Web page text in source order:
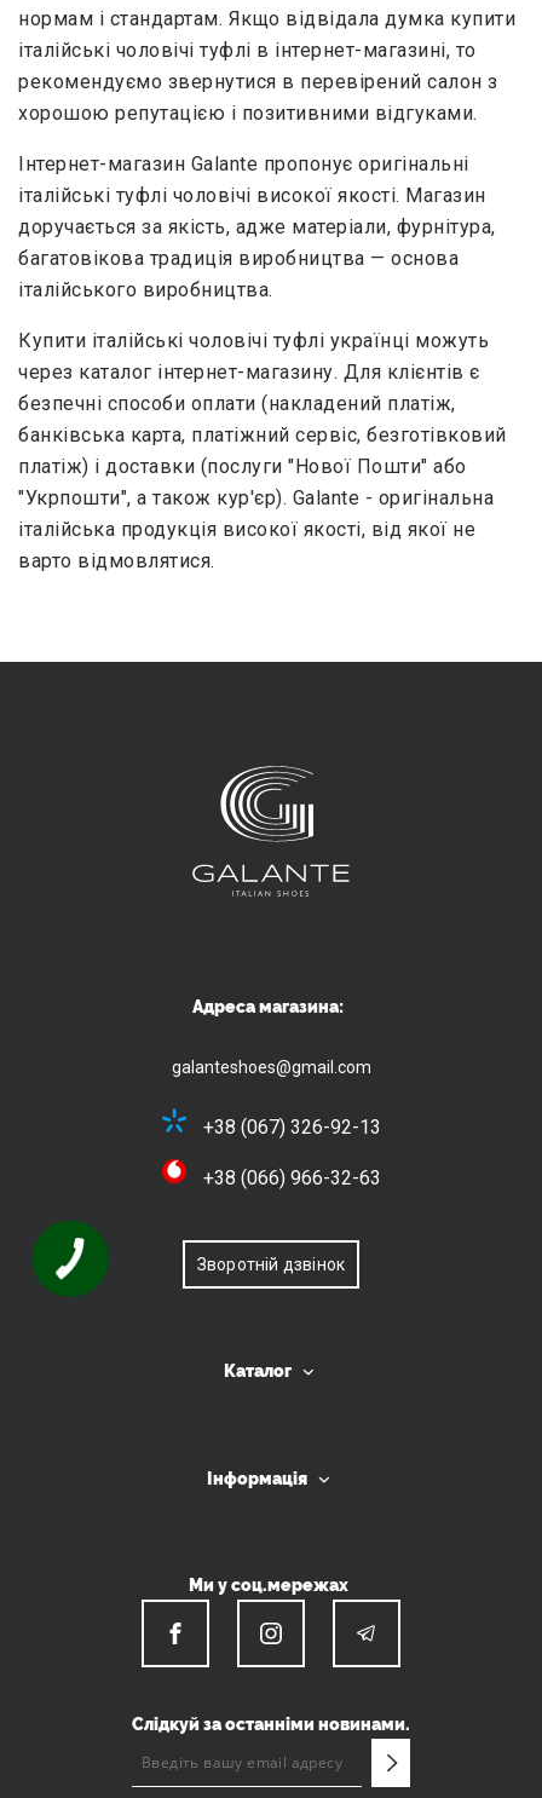
нормам і стандартам. Якщо відвідала думка купити
італійські чоловічі туфлі в інтернет-магазині, то
рекомендуємо звернутися в перевірений салон з
хорошою репутацією і позитивними відгуками.
Інтернет-магазин Galante пропонує оригінальні
італійські туфлі чоловічі високої якості. Магазин
доручається за якість, адже матеріали, фурнітура,
багатовікова традиція виробництва — основа
італійського виробництва.
Купити італійські чоловічі туфлі українці можуть
через каталог інтернет-магазину. Для клієнтів є
безпечні способи оплати (накладений платіж,
банківська карта, платіжний сервіс, безготівковий
платіж) і доставки (послуги "Нової Пошти" або
"Укрпошти", а також кур'єр). Galante - оригінальна
італійська продукція високої якості, від якої не
варто відмовлятися.
Адреса магазина:
galanteshoes@gmail.com
+38 (067) 326-92-13
+38 (066) 966-32-63
Зворотній дзвінок
Каталог
Інформація
Ми у соц.мережах
Слідкуй за останніми новинами.